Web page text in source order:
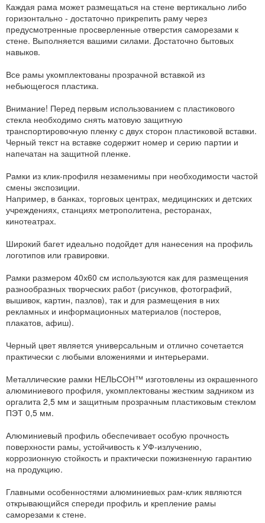
Каждая рама может размещаться на стене вертикально либо
горизонтально - достаточно прикрепить раму через
предусмотренные просверленные отверстия саморезами к
стене. Выполняется вашими силами. Достаточно бытовых
навыков.
Все рамы укомплектованы прозрачной вставкой из
небьющегося пластика.
Внимание! Перед первым использованием с пластикового
стекла необходимо снять матовую защитную
транспортировочную пленку с двух сторон пластиковой вставки.
Черный текст на вставке содержит номер и серию партии и
напечатан на защитной пленке.
Рамки из клик-профиля незаменимы при необходимости частой
смены экспозиции.
Например, в банках, торговых центрах, медицинских и детских
учреждениях, станциях метрополитена, ресторанах,
кинотеатрах.
Широкий багет идеально подойдет для нанесения на профиль
логотипов или гравировки.
Рамки размером 40х60 см используются как для размещения
разнообразных творческих работ (рисунков, фотографий,
вышивок, картин, пазлов), так и для размещения в них
рекламных и информационных материалов (постеров,
плакатов, афиш).
Черный цвет является универсальным и отлично сочетается
практически с любыми вложениями и интерьерами.
Металлические рамки НЕЛЬСОН™ изготовлены из окрашенного
алюминиевого профиля, укомплектованы жестким задником из
оргалита 2,5 мм и защитным прозрачным пластиковым стеклом
ПЭТ 0,5 мм.
Алюминиевый профиль обеспечивает особую прочность
поверхности рамы, устойчивость к УФ-излучению,
коррозионную стойкость и практически пожизненную гарантию
на продукцию.
Главными особенностями алюминиевых рам-клик являются
открывающийся спереди профиль и крепление рамы
саморезами к стене.